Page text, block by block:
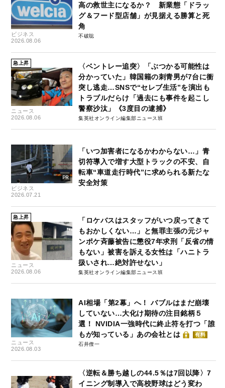
ビジネス
2026.08.06
高の救世主になるか？ 新業態「ドラッ
グ＆フード型店舗」が見据える勝算と死
角
不破聡
急上昇
ニュース
2026.08.06
〈ベントレー追突〉「ぶつかる可能性は
分かっていた」韓国籍の刺青男が7台に衝
突し逃走…SNSで“セレブ生活”を演出も
トラブルだらけ「過去にも事件を起こし
警察沙汰」《3度目の逮捕》
集英社オンライン編集部ニュース班
ビジネス
2026.07.21
「いつ加害者になるかわからない…」青
切符導入で増す大型トラックの不安、自
転車“車道走行時代”に求められる新たな
安全対策
急上昇
ニュース
2026.08.06
「ロケバスはスタッフがいつ戻ってきて
もおかしくない…」と無罪主張の元ジャ
ンポケ斉藤被告に懲役7年求刑「反省の情
もない」被害を訴える女性は「ハニトラ
扱いされ…絶対許せない」
集英社オンライン編集部ニュース班
ニュース
2026.08.03
AI相場「第2幕」へ！ バブルはまだ崩壊
していない…大化け期待の注目銘柄５
選！ NVIDIA一強時代に終止符を打つ「誰
もが知っている」あの会社とは
有料
石井僚一
〈逆転＆勝ち越しの44.5％は7回以降〉7
イニング制導入で高校野球はどう変わ